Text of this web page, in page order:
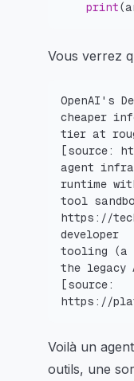
print(
Vous verrez
OpenAI's
tier at
agent
tool
https://
tooling (a
[source:
https://
Voilà un
outils, une